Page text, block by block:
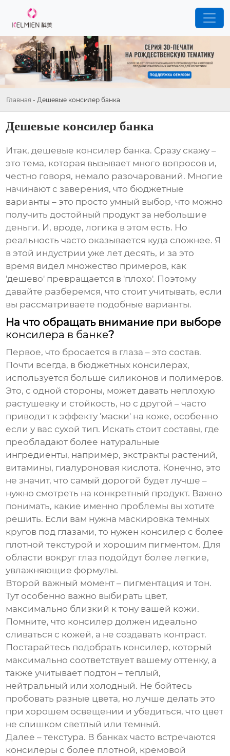
Главная - Дешевые консилер банка
Дешевые консилер банка
Итак,дешевые консилер банка. Сразу скажу –
это тема, которая вызывает много вопросов и,
честно говоря, немало разочарований. Многие
начинают с заверения, что бюджетные
варианты – это просто умный выбор, что можно
получить достойный продукт за небольшие
деньги. И, вроде, логика в этом есть. Но
реальность часто оказывается куда сложнее. Я
в этой индустрии уже лет десять, и за это
время видел множество примеров, как
'дешево' превращается в 'плохо'. Поэтому
давайте разберемся, что стоит учитывать, если
вы рассматриваете подобные варианты.
На что обращать внимание при выборе
консилера в банке?
Первое, что бросается в глаза – это состав.
Почти всегда, в бюджетных консилерах,
используется больше силиконов и полимеров.
Это, с одной стороны, может давать неплохую
растушевку и стойкость, но с другой – часто
приводит к эффекту 'маски' на коже, особенно
если у вас сухой тип. Искать стоит составы, где
преобладают более натуральные
ингредиенты, например, экстракты растений,
витамины, гиалуроновая кислота. Конечно, это
не значит, что самый дорогой будет лучше –
нужно смотреть на конкретный продукт. Важно
понимать, какие именно проблемы вы хотите
решить. Если вам нужна маскировка темных
кругов под глазами, то нужен консилер с более
плотной текстурой и хорошим пигментом. Для
области вокруг глаз подойдут более легкие,
увлажняющие формулы.
Второй важный момент – пигментация и тон.
Тут особенно важно выбирать цвет,
максимально близкий к тону вашей кожи.
Помните, что консилер должен идеально
сливаться с кожей, а не создавать контраст.
Постарайтесь подобрать консилер, который
максимально соответствует вашему оттенку, а
также учитывает подтон – теплый,
нейтральный или холодный. Не бойтесь
пробовать разные цвета, но лучше делать это
при хорошем освещении и убедиться, что цвет
не слишком светлый или темный.
Далее – текстура. В банках часто встречаются
консилеры с более плотной, кремовой